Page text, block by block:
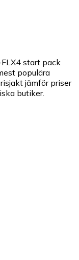
start pack
populära
jämför priser
butiker.